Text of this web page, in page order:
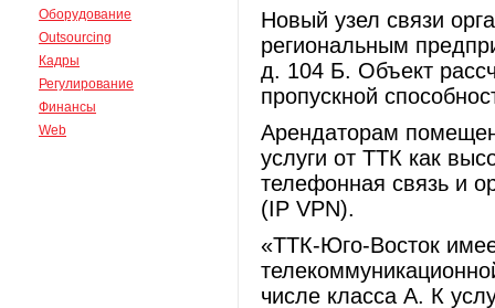
Оборудование
Outsourcing
Кадры
Регулирование
Финансы
Web
Новый узел связи
региональным
д. 104 Б. Объект
пропускной
Арендаторам
услуги от ТТК как
телефонная связь и
(IP VPN).
«ТТК-Юго-Восток
числе класса А. К